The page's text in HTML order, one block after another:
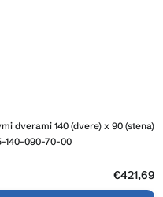
dverami 140 (dvere) x 90 (stena)
140-090-70-00
€421,69